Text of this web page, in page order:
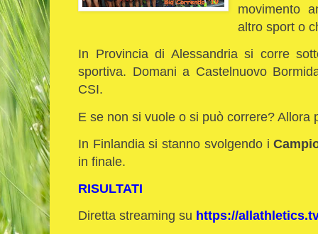
movimento
altro sport o
In Provincia di Alessandria si corre
sportiva. Domani a Castelnuovo
CSI.
E se non si vuole o si può correre?
In Finlandia si stanno svolgendo i
in finale.
RISULTATI
Diretta streaming su https://